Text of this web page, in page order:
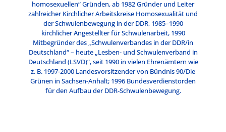
homosexuellen“ Gründen, ab 1982 Gründer und Leiter
zahlreicher Kirchlicher Arbeitskreise Homosexualität und
der Schwulenbewegung in der DDR, 1985–1990
kirchlicher Angestellter für Schwulenarbeit, 1990
Mitbegründer des „Schwulenverbandes in der DDR/in
Deutschland“ – heute „Lesben- und Schwulenverband in
Deutschland (LSVD)“, seit 1990 in vielen Ehrenämtern wie
z. B. 1997-2000 Landesvorsitzender von Bündnis 90/Die
Grünen in Sachsen-Anhalt; 1996 Bundesverdienstorden
für den Aufbau der DDR-Schwulenbewegung.